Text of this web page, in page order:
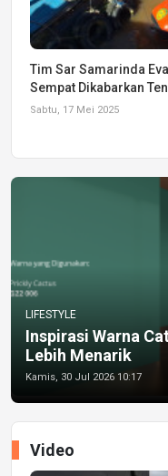
Tim Sar Samarinda
Sempat Dikabarkan
Sabtu, 17 Mei 2025
LIFESTYLE
Inspirasi Warna
Lebih Menarik
Kamis, 30 Jul 2026 10:17
Video